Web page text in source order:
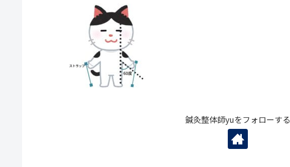
鍼灸整体師yuをフォローする